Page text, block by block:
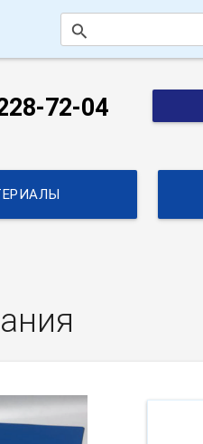
search
72-04